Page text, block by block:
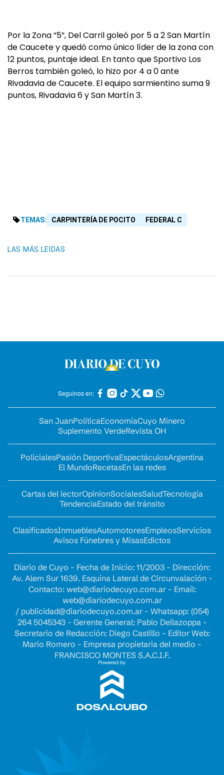
Por la Zona “5”, Del Carril goleó por 5 a 2 San Martín
de Caucete y quedó como único líder de la zona con
12 puntos, puntaje ideal. En tanto que Sportivo Los
Berros también goleó, lo hizo por 4 a 0 ante
Rivadavia de Caucete. El equipo sarmientino suma 9
puntos, Rivadavia 6 y San Martín 3.
TEMAS: CARPINTERÍA DE POCITO FEDERAL C
LAS MÁS LEIDAS
Seguinos en:
San JuanPolíticaEconomíaCuyo Minero
Suplemento VerdeRevista OH
PolicialesPasión DeportivaEspectáculosArgentina
El MundoRecetasEn las redes
Cartas del lectorOpinionSocialesSaludTecnología
TendenciaEstado del tránsito
ClasificadosInmueblesAutomotoresEmpleosServicios
Avisos Fúnebres y MisasEdictos
Diario de Cuyo - Fecha de Inicio: 11/2003 - Dirección:
Av. Alem Sur 1639. Esquina Lateral de Circunvalación -
Contacto: web@diariodecuyo.com.ar- Email:
web@diariodecuyo.com.ar
/ publicidad@diariodecuyo.com.ar- Whatsapp: (054)
264 5045343 - Gerente General: Pablo Dellazoppa -
Secretario de Redacción: Diego Castillo - Editor Web:
Mario Romero - Empresa propietaria del medio -
FRANCISCO MONTES S.A.C.I.F.